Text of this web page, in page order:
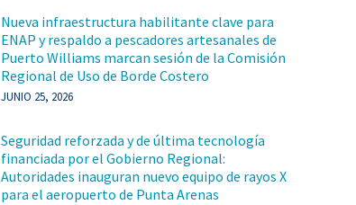
Nueva infraestructura habilitante clave para
ENAP y respaldo a pescadores artesanales de
Puerto Williams marcan sesión de la Comisión
Regional de Uso de Borde Costero
JUNIO 25, 2026
Seguridad reforzada y de última tecnología
financiada por el Gobierno Regional:
Autoridades inauguran nuevo equipo de rayos X
para el aeropuerto de Punta Arenas